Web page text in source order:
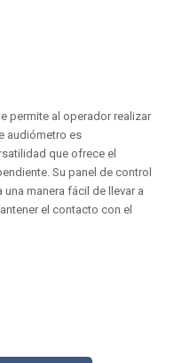
permite al operador realizar
audiómetro es
que ofrece el
Su panel de control
manera fácil de llevar a
el contacto con el